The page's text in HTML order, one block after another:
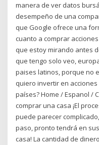
manera de ver datos
desempeño de una
que Google ofrece una
cuanto a comprar
que estoy mirando antes
que tengo solo veo,
paises latinos, porque no
quiero invertir en
países? Home / Espanol /
comprar una casa ¡El
puede parecer
paso, pronto tendrá en
casa! La cantidad de